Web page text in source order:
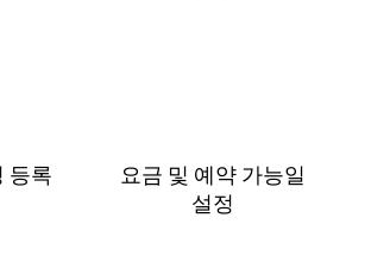
등록
요금 및 예⁠약 가⁠능⁠일
설⁠정